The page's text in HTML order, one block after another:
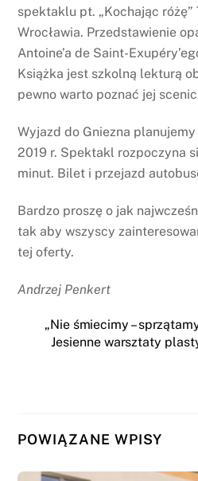
spektaklu pt. „Kochając różę”
Wrocławia. Przedstawienie
Antoine’a de Saint-
Książka jest szkolną lekturą
pewno warto poznać jej
Wyjazd do Gniezna
2019 r. Spektakl rozpoczyna
minut. Bilet i przejazd
Bardzo proszę o jak
tak aby wszyscy
tej oferty.
Andrzej Penkert
„Nie śmiecimy –
Jesienne warsztaty
POWIĄZANE WPISY